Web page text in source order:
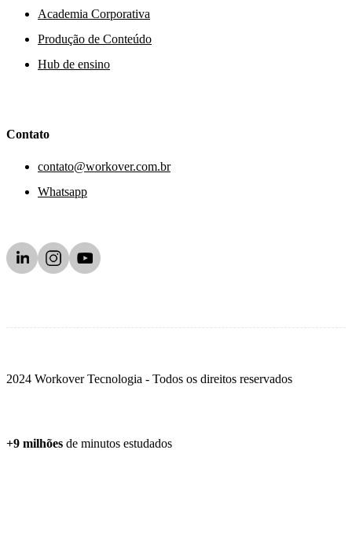
Academia Corporativa
Produção de Conteúdo
Hub de ensino
Contato
contato@workover.com.br
Whatsapp
2024 Workover Tecnologia - Todos os direitos reservados
+9 milhões de minutos estudados